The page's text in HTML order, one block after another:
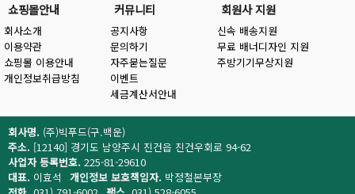
쇼핑몰안내
회사소개
이용약관
쇼핑몰 이용안내
개인정보취급방침
커뮤니티
공지사항
문의하기
자주묻는질문
이벤트
세금계산서안내
회원사 지원
신속 배송지원
무료 배너디자인 지원
주방기기무상지원
회사명. (주)빅푸드(구.백운)
주소. [12140] 경기도 남양주시 진건읍 진건우회로 94-62
사업자 등록번호. 225-81-29610
대표. 이효석 개인정보 보호책임자. 박정철본부장